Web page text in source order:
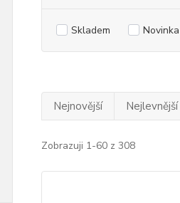
Skladem Novinka
Nejnovější Nejlevnější
Zobrazuji 1-60 z 308